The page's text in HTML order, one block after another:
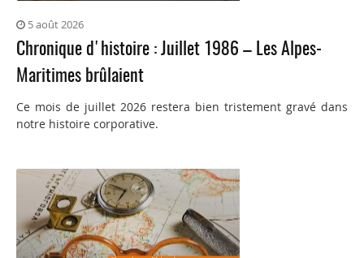
5 août 2026
Chronique d'histoire : Juillet 1986 – Les Alpes-
Maritimes brûlaient
Ce mois de juillet 2026 restera bien tristement gravé dans
notre histoire corporative.